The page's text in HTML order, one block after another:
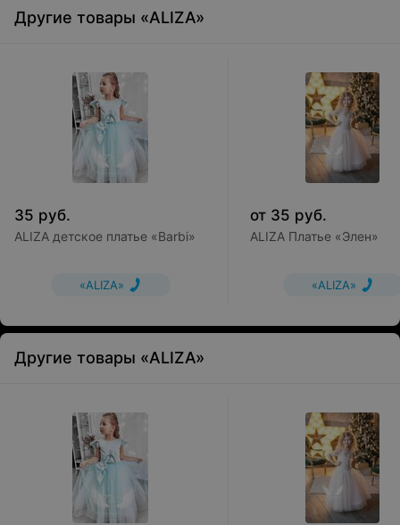
Другие товары «ALIZA»
35 руб.
ALIZA детское платье «Barbi»
«ALIZA»
от 35 руб.
ALIZA Платье «Элен»
«ALIZA»
Другие товары «ALIZA»